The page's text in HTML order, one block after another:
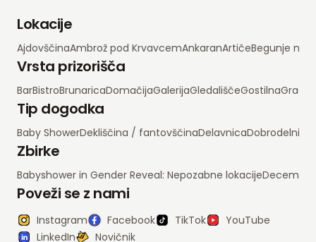
Lokacije
AjdovščinaAmbrož pod KrvavcemAnkaranArtičeBegunje na
Vrsta prizorišča
BarBistroBrunaricaDomačijaGalerijaGledališčeGostilnaGrad
Tip dogodka
Baby ShowerDekliščina / fantovščinaDelavnicaDobrodelni
Zbirke
Babyshower in Gender Reveal: Nepozabne lokacije
Poveži se z nami
Instagram Facebook TikTok
YouTube
LinkedIn
Novičnik